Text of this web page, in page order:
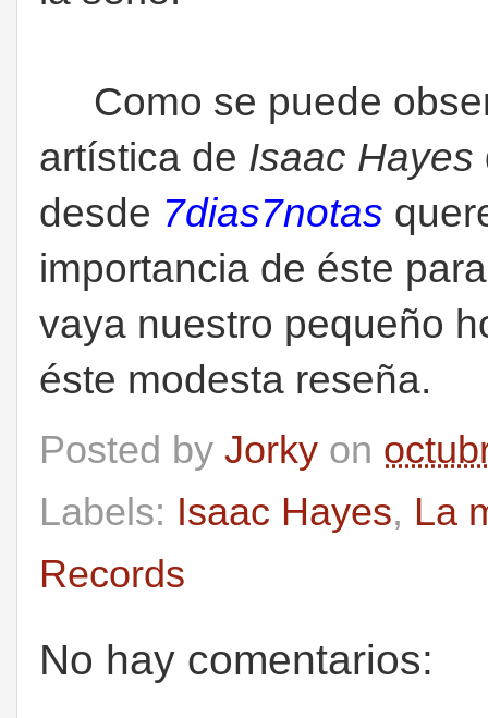
Como se puede
artística de Isaac Hayes
desde 7dias7notas
importancia de éste
vaya nuestro pequeño
éste modesta reseña.
Posted by Jorky on
Labels: Isaac Hayes, La
Records
No hay comentarios: